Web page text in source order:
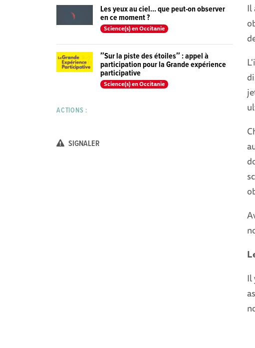
Il
Il
Les yeux au ciel… que peut-on observer
en ce moment ?
Science(s) en Occitanie
″Sur la piste des étoiles″ : appel à
participation pour la Grande expérience
participative
Science(s) en Occitanie
ACTIONS :
SIGNALER